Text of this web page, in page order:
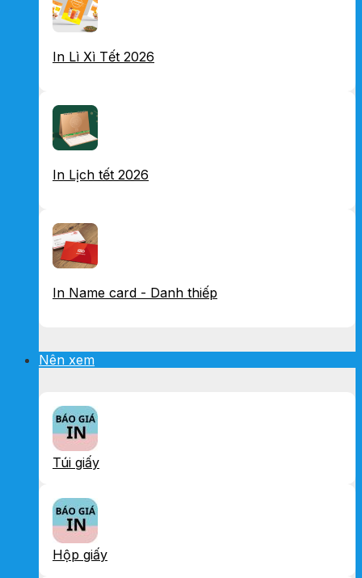
In Lì Xì Tết 2026
In Lịch tết 2026
In Name card - Danh thiếp
Nên xem
Túi giấy
Hộp giấy